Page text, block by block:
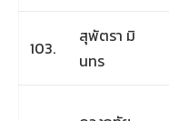
103.
สุพัตรา มิ
นทร